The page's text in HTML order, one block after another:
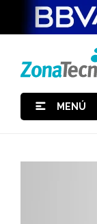
MENÚ